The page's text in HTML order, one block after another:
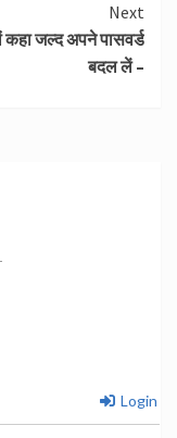
Next
जल्द अपने पासवर्ड
बदल लें –
Login